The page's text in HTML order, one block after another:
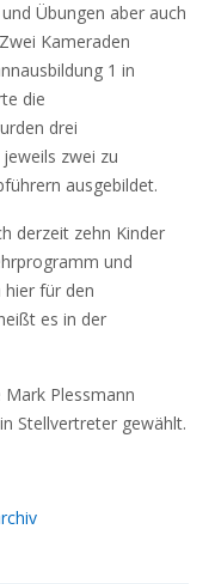
Übungen aber auch
Kameraden
1 in
die
drei
zwei zu
ausgebildet.
derzeit zehn Kinder
und
für den
es in der
Plessmann
Stellvertreter gewählt.